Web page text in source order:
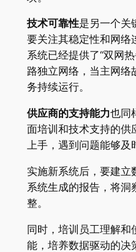
技术可靠性是另一个关
要关注其稳定性和网络
系统已经提供了“双网
路独立网络，当主网络
务持续运行。
供应商的支持能力也同
面培训和技术支持的供
上手，遇到问题能够及
实施新系统后，要建立
系统生成的报告，将洞
整。
同时，培训员工理解和
能，培养数据驱动的决